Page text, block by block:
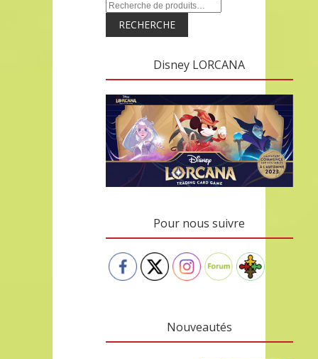
RECHERCHE
Disney LORCANA
Pour nous suivre
Nouveautés